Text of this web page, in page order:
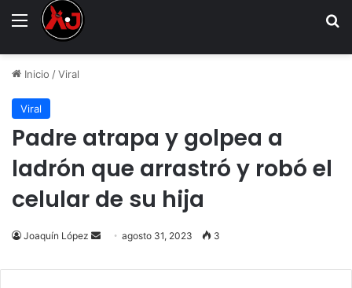
Menu
Inicio /Viral
Viral
Padre atrapa y golpea a
ladrón que arrastró y robó el
celular de su hija
Joaquín López
Send
email
agosto 31, 2023 3